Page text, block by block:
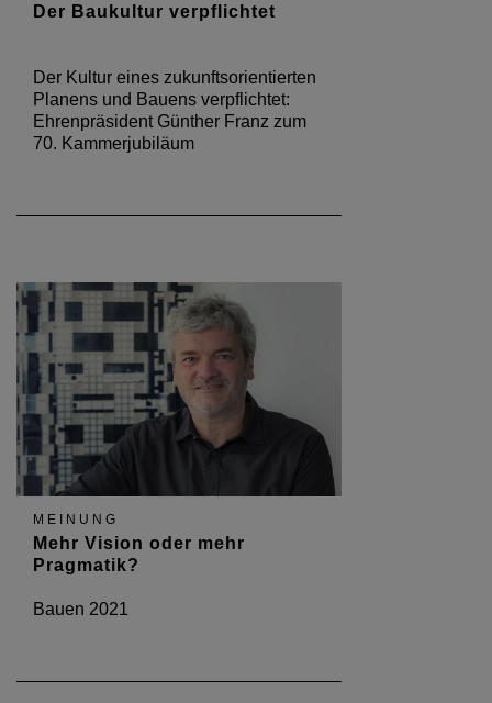
Der Baukultur verpflichtet
Der Kultur eines zukunftsorientierten
Planens und Bauens verpflichtet:
Ehrenpräsident Günther Franz zum
70. Kammerjubiläum
MEINUNG
Mehr Vision oder mehr
Pragmatik?
Bauen 2021